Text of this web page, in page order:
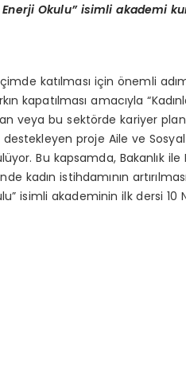
Enerji Okulu” isimli akademi
katılması için önemli
kapatılması amacıyla
veya bu sektörde kariyer
proje Aile ve
Bu kapsamda, Bakanlık ile
kadın istihdamının
isimli akademinin ilk dersi 10